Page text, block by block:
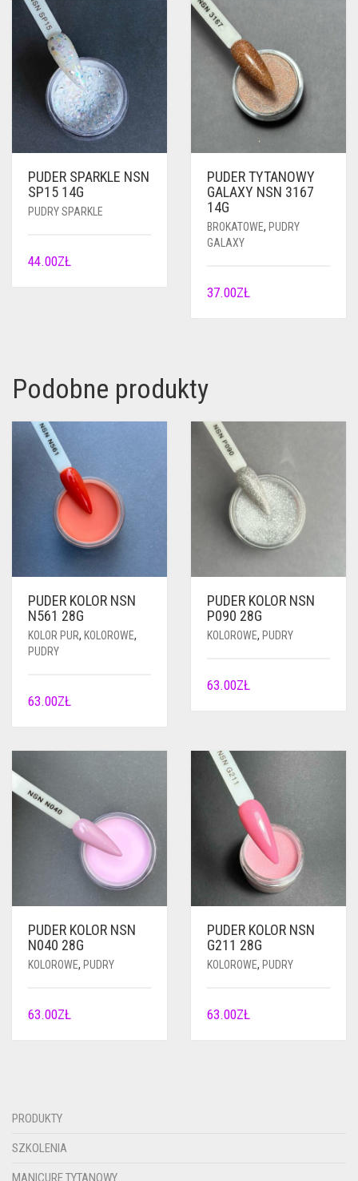
PUDER SPARKLE NSN
SP15 14G
PUDRY SPARKLE
44.00ZŁ
PUDER TYTANOWY
GALAXY NSN 3167
14G
BROKATOWE, PUDRY
GALAXY
37.00ZŁ
Podobne produkty
PUDER KOLOR NSN
N561 28G
KOLOR PUR, KOLOROWE,
PUDRY
63.00ZŁ
PUDER KOLOR NSN
P090 28G
KOLOROWE, PUDRY
63.00ZŁ
PUDER KOLOR NSN
N040 28G
KOLOROWE, PUDRY
63.00ZŁ
PUDER KOLOR NSN
G211 28G
KOLOROWE, PUDRY
63.00ZŁ
PRODUKTY
SZKOLENIA
MANICURE TYTANOWY